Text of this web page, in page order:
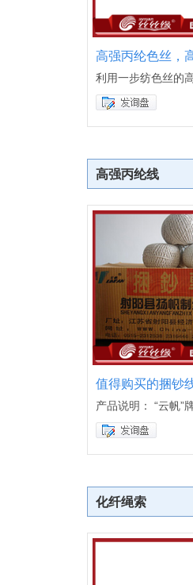
高强丙纶色丝，
利用一步纺色丝的
高强丙纶线
值得购买的捆钞
产品说明： “云帆”
化纤绳索